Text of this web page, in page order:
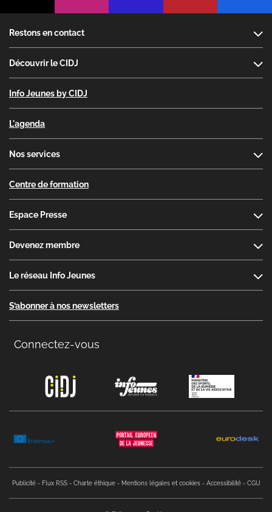
Restons en contact
Découvrir le CIDJ
Info Jeunes by CIDJ
L'agenda
Nos services
Centre de formation
Espace Presse
Devenez membre
Le réseau Info Jeunes
S’abonner à nos newsletters
Connectez-vous
Publicité
Flux RSS Charte éthique Mentions légales et cookies Accessibilité CGU